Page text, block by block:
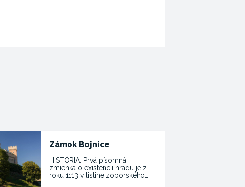
Zámok Bojnice
HISTÓRIA. Prvá písomná
zmienka o existencii hradu je z
roku 1113 v listine zoborského…